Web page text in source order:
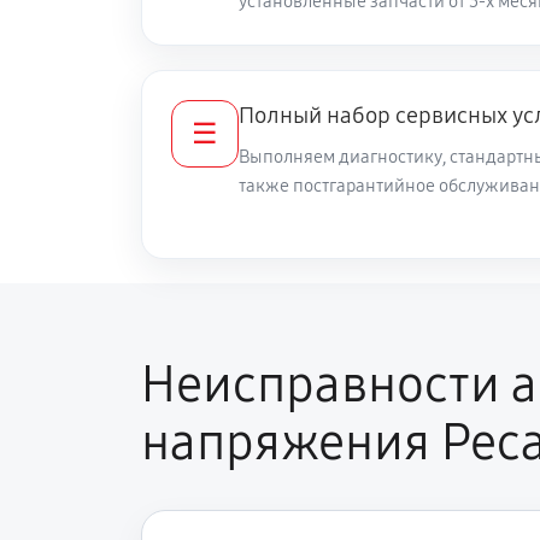
Ремонт системы автоматической
Замена микросхемы стабилизации
☰
Полный набор сервисных
Выполняем диагностику,
также постгарантийное
Неисправности
напряжения